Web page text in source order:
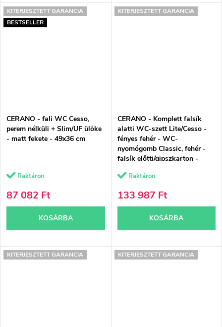
KITERJESZTETT GARANCIA
BESTSELLER
CERANO - fali WC Cesso,
perem nélküli + Slim/UF ülőke
- matt fekete - 49x36 cm
Raktáron
87 082 Ft
KOSÁRBA
KITERJESZTETT GARANCIA
CERANO - Komplett falsík
alatti WC-szett Lite/Cesso -
fényes fehér - WC-
nyomógomb Classic, fehér -
falsík előtti/gipszkarton -
Raktáron
133 987 Ft
KOSÁRBA
KITERJESZTETT GARANCIA KITERJESZTETT GARANCIA